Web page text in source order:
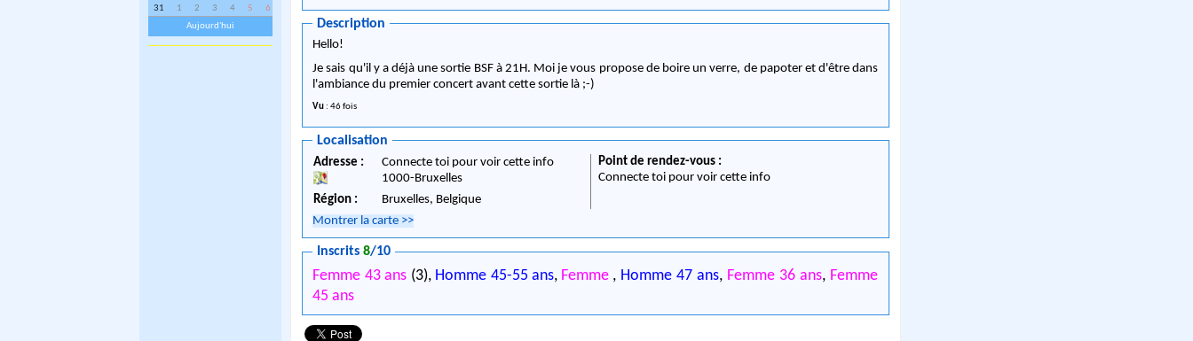
31
1 2 3 4 5
6
Aujourd'hui
Description
Hello!
Je sais qu'il y a déjà une sortie BSF à 21H. Moi je vous propose de boire un verre, de papoter et d'être dans
l'ambiance du premier concert avant cette sortie là ;-)
Vu : 46 fois
Localisation
Adresse :
Connecte toi pour voir cette info
1000-Bruxelles
Région :
Bruxelles, Belgique
Point de rendez-vous :
Connecte toi pour voir cette info
Montrer la carte >>
Inscrits8/10
Femme 43 ans (3), Homme 45-55 ans, Femme , Homme 47 ans, Femme 36 ans, Femme
45 ans